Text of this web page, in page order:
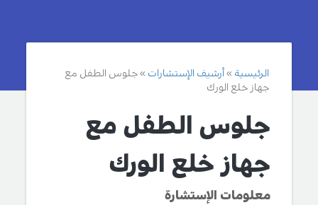
الرئيسية أرشيف الإستشارات
جلوس الطفل مع
جهاز خلع الورك
جلوس الطفل مع
جهاز خلع الورك
معلومات الإستشارة